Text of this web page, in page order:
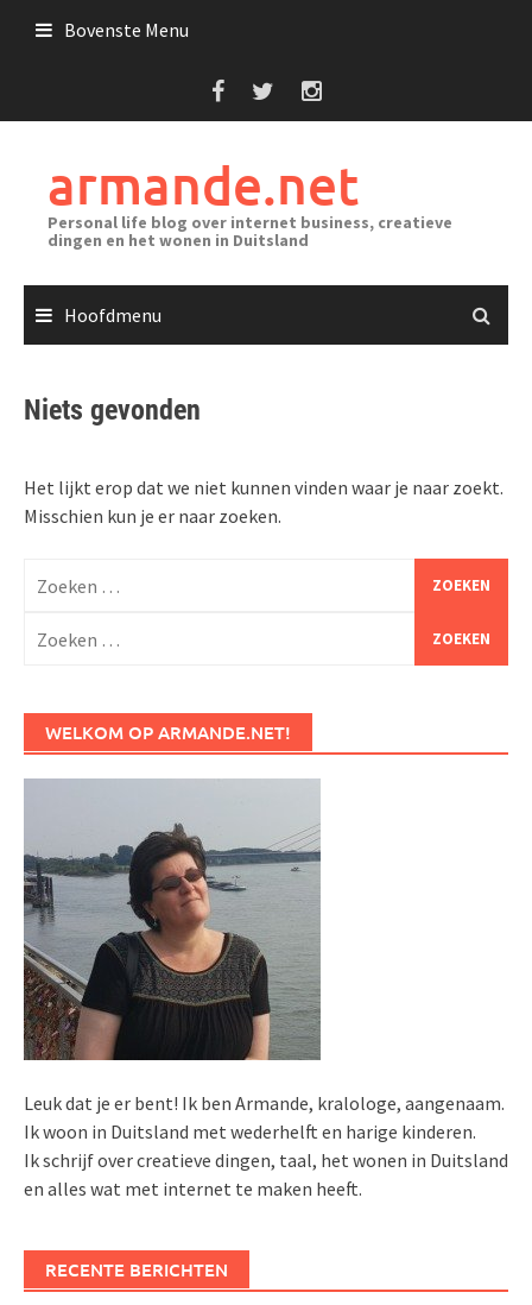
Bovenste Menu
armande.net
Personal life blog over internet business, creatieve
dingen en het wonen in Duitsland
Hoofdmenu
Niets gevonden
Het lijkt erop dat we niet kunnen vinden waar je naar zoekt.
Misschien kun je er naar zoeken.
naar:
naar:
WELKOM OP ARMANDE.NET!
Leuk dat je er bent! Ik ben Armande, kralologe, aangenaam.
Ik woon in Duitsland met wederhelft en harige kinderen.
Ik schrijf over creatieve dingen, taal, het wonen in Duitsland
en alles wat met internet te maken heeft.
RECENTE BERICHTEN